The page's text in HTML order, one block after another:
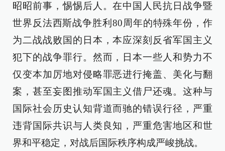
昭昭前事，惕惕后人。在中国人民抗日战争暨
世界反法西斯战争胜利80周年的特殊年份，作
为二战战败国的日本，本应深刻反省军国主义
犯下的战争罪行。然而，日本一些人和势力不
仅变本加厉地对侵略罪恶进行掩盖、美化与翻
案，甚至妄图推动军国主义借尸还魂。这种与
国际社会历史认知背道而驰的错误行径，严重
违背国际共识与人类良知，严重危害地区和世
界和平稳定，对战后国际秩序构成严峻挑战。